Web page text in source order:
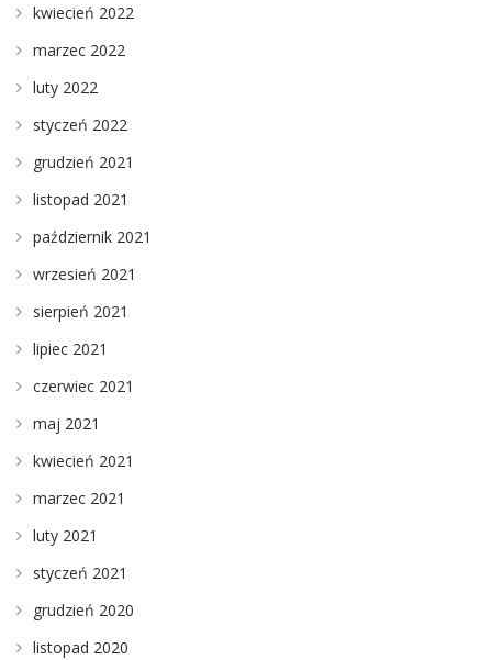
kwiecień 2022
marzec 2022
luty 2022
styczeń 2022
grudzień 2021
listopad 2021
październik 2021
wrzesień 2021
sierpień 2021
lipiec 2021
czerwiec 2021
maj 2021
kwiecień 2021
marzec 2021
luty 2021
styczeń 2021
grudzień 2020
listopad 2020